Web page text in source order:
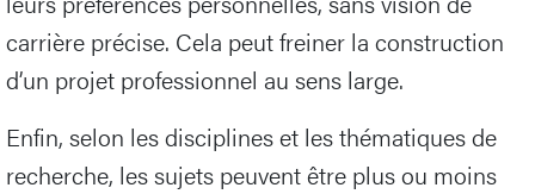
carrière précise. Cela peut freiner la construction
d’un projet professionnel au sens large.
Enfin, selon les disciplines et les thématiques de
recherche, les sujets peuvent être plus ou moins